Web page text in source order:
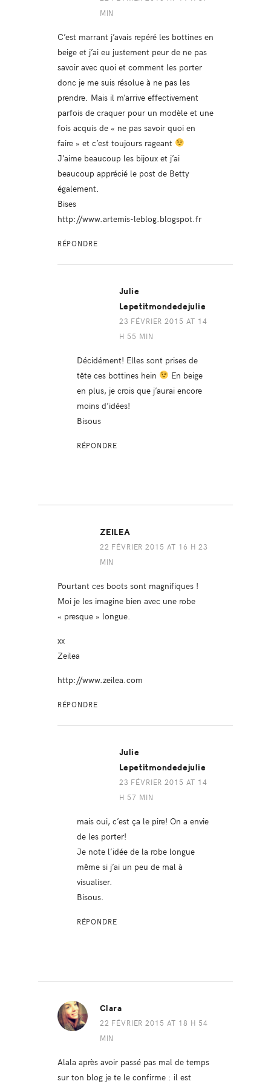
MIN
C’est marrant j’avais repéré les bottines en
beige et j’ai eu justement peur de ne pas
savoir avec quoi et comment les porter
donc je me suis résolue à ne pas les
prendre. Mais il m’arrive effectivement
parfois de craquer pour un modèle et une
fois acquis de « ne pas savoir quoi en
faire » et c’est toujours rageant
J’aime beaucoup les bijoux et j’ai
beaucoup apprécié le post de Betty
également.
Bises
http://www.artemis-leblog.blogspot.fr
RÉPONDRE
Julie
Lepetitmondedejulie
23 FÉVRIER 2015 AT 14
H 55 MIN
Décidément! Elles sont prises de
tête ces bottines hein
En beige
en plus, je crois que j’aurai encore
moins d’idées!
Bisous
RÉPONDRE
ZEILEA
22 FÉVRIER 2015 AT 16 H 23
MIN
Pourtant ces boots sont magnifiques !
Moi je les imagine bien avec une robe
« presque » longue.
xx
Zeilea
http://www.zeilea.com
RÉPONDRE
Julie
Lepetitmondedejulie
23 FÉVRIER 2015 AT 14
H 57 MIN
mais oui, c’est ça le pire! On a envie
de les porter!
Je note l’idée de la robe longue
même si j’ai un peu de mal à
visualiser.
Bisous.
RÉPONDRE
Clara
22 FÉVRIER 2015 AT 18 H 54
MIN
Alala après avoir passé pas mal de temps
sur ton blog je te le confirme : il est